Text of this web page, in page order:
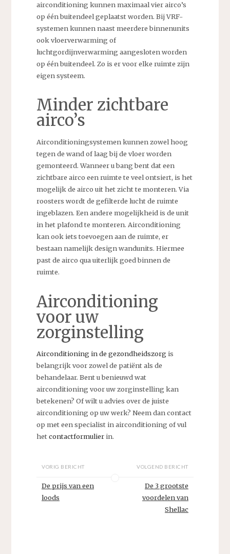
airconditioning kunnen maximaal vier airco’s
op één buitendeel geplaatst worden. Bij VRF-
systemen kunnen naast meerdere binnenunits
ook vloerverwarming of
luchtgordijnverwarming aangesloten worden
op één buitendeel. Zo is er voor elke ruimte zijn
eigen systeem.
Minder zichtbare
airco’s
Airconditioningsystemen kunnen zowel hoog
tegen de wand of laag bij de vloer worden
gemonteerd. Wanneer u bang bent dat een
zichtbare airco een ruimte te veel ontsiert, is het
mogelijk de airco uit het zicht te monteren. Via
roosters wordt de gefilterde lucht de ruimte
ingeblazen. Een andere mogelijkheid is de unit
in het plafond te monteren. Airconditioning
kan ook iets toevoegen aan de ruimte, er
bestaan namelijk design wandunits. Hiermee
past de airco qua uiterlijk goed binnen de
ruimte.
Airconditioning
voor uw
zorginstelling
Airconditioning in de gezondheidszorg is
belangrijk voor zowel de patiënt als de
behandelaar. Bent u benieuwd wat
airconditioning voor uw zorginstelling kan
betekenen? Of wilt u advies over de juiste
airconditioning op uw werk? Neem dan contact
op met een specialist in airconditioning of vul
hetcontactformulierin.
VORIG BERICHT
De prijs van een
loods
VOLGEND BERICHT
De 3 grootste
voordelen van
Shellac